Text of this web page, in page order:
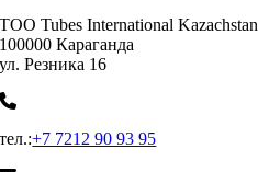
ТОО Tubes International Kazachstan
100000 Караганда
ул. Резника 16
тел.:+7 7212 90 93 95